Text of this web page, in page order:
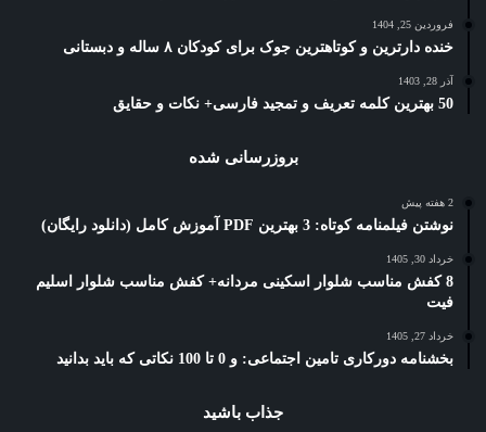
فروردین 25, 1404
خنده دارترین و کوتاهترین جوک برای کودکان ۸ ساله و دبستانی
آذر 28, 1403
50 بهترین کلمه تعریف و تمجید فارسی+ نکات و حقایق
بروزرسانی شده
2 هفته پیش
نوشتن فیلمنامه کوتاه: 3 بهترین PDF آموزش کامل (دانلود رایگان)
خرداد 30, 1405
8 کفش مناسب شلوار اسکینی مردانه+ کفش مناسب شلوار اسلیم
فیت
خرداد 27, 1405
بخشنامه دورکاری تامین اجتماعی: و 0 تا 100 نکاتی که باید بدانید
جذاب باشید